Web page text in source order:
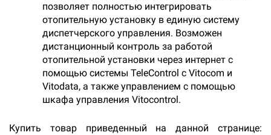
позволяет полностью интегрировать
отопительную установку в единую систему
диспетчерского управления. Возможен
дистанционный контроль за работой
отопительной установки через интернет с
помощью системы TeleControl с Vitocom и
Vitodata, а также управлением с помощью
шкафа управления Vitocontrol.
Купить товар приведенный на данной странице: